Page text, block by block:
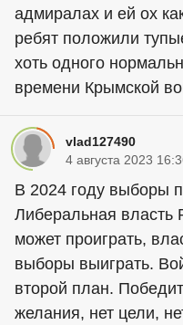
адмиралах и ей ох
ребят положили
хоть одного
времени Крымской
vlad127490
4 августа 2023
В 2024 году выборы
Либеральная
может проиграть,
выборы выиграть.
второй план.
желания, нет цели,